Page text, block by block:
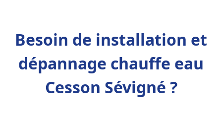
Besoin de installation et
dépannage chauffe eau
Cesson Sévigné ?